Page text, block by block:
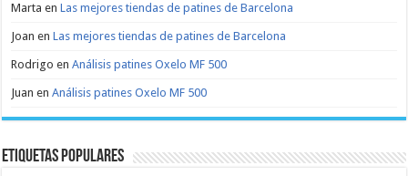
Marta enLas mejores tiendas de patines de Barcelona
Joan enLas mejores tiendas de patines de Barcelona
Rodrigo enAnálisis patines Oxelo MF 500
Juan enAnálisis patines Oxelo MF 500
Etiquetas populares